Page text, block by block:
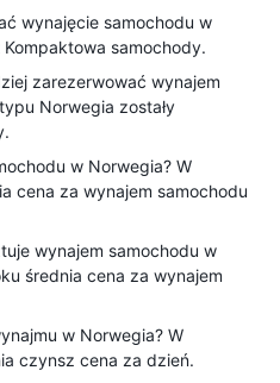
wynajęcie samochodu w
samochody.
zarezerwować wynajem
Norwegia zostały
w Norwegia? W
cena za wynajem samochodu
wynajem samochodu w
średnia cena za wynajem
w Norwegia? W
czynsz cena za dzień.